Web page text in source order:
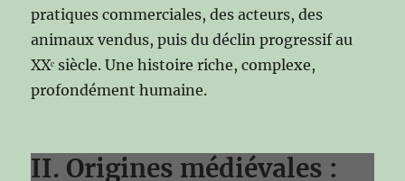
pratiques commerciales, des acteurs, des
animaux vendus, puis du déclin progressif au
XXᵉ siècle. Une histoire riche, complexe,
profondément humaine.
II. Origines médiévales :